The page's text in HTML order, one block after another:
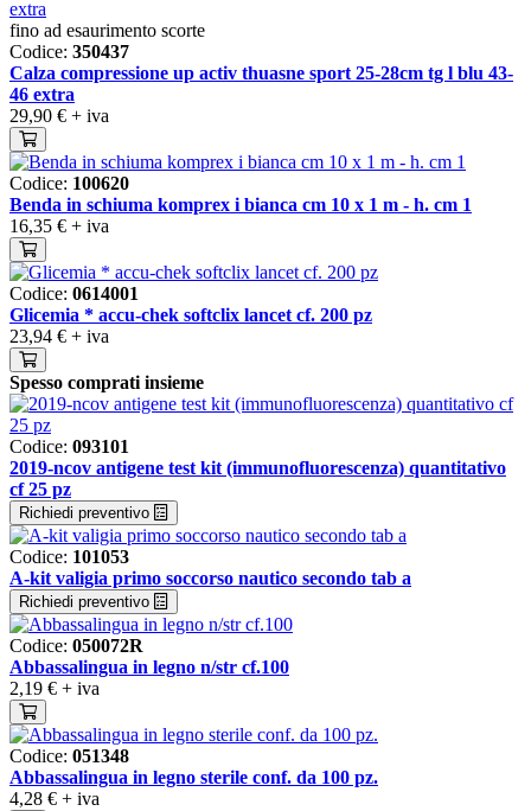
fino ad esaurimento scorte
Codice: 350437
Calza compressione up activ thuasne sport 25-28cm tg l blu 43-
46 extra
29,90 € + iva
Codice: 100620
Benda in schiuma komprex i bianca cm 10 x 1 m - h. cm 1
16,35 € + iva
Codice: 0614001
Glicemia * accu-chek softclix lancet cf. 200 pz
23,94 € + iva
Spesso comprati insieme
Codice: 093101
2019-ncov antigene test kit (immunofluorescenza) quantitativo
cf 25 pz
Richiedi preventivo
Codice: 101053
A-kit valigia primo soccorso nautico secondo tab a
Richiedi preventivo
Codice: 050072R
Abbassalingua in legno n/str cf.100
2,19 € + iva
Codice: 051348
Abbassalingua in legno sterile conf. da 100 pz.
4,28 € + iva